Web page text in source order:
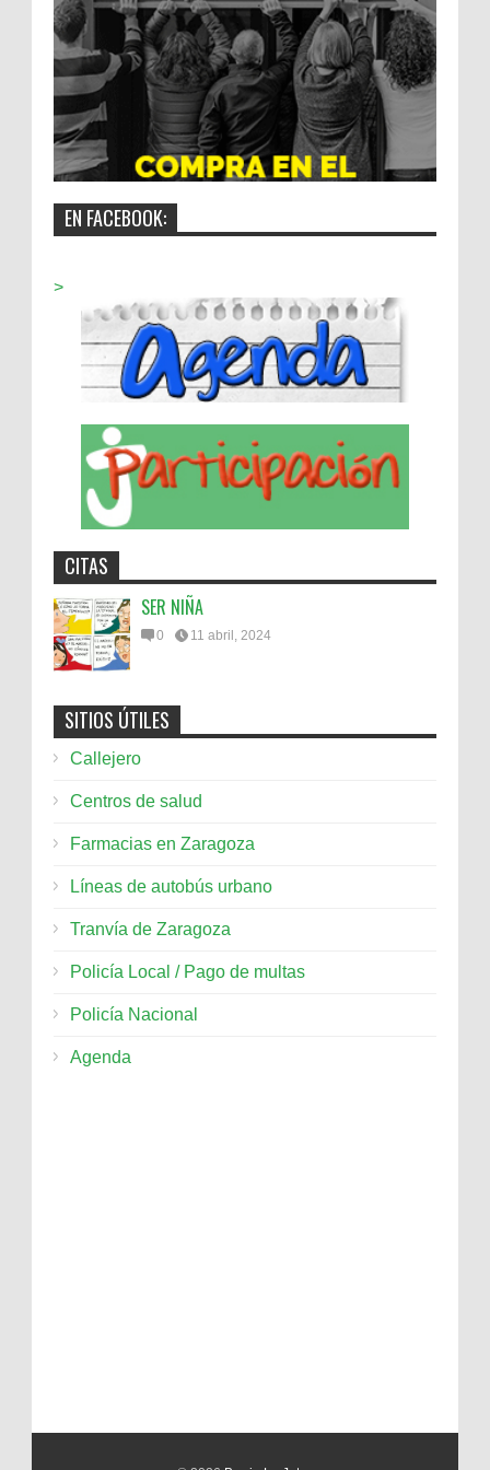
EN FACEBOOK:
>
CITAS
SER NIÑA
0 11 abril, 2024
SITIOS ÚTILES
Callejero
Centros de salud
Farmacias en Zaragoza
Líneas de autobús urbano
Tranvía de Zaragoza
Policía Local / Pago de multas
Policía Nacional
Agenda